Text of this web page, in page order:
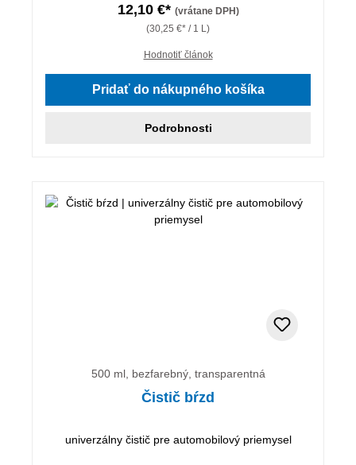
12,10 €* (vrátane DPH)
(30,25 €* / 1 L)
Hodnotiť článok
Pridať do nákupného košíka
Podrobnosti
500 ml, bezfarebný, transparentná
Čistič bŕzd
univerzálny čistič pre automobilový priemysel